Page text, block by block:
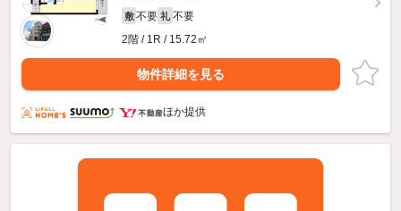
敷 不要 礼 不要
2階 / 1R / 15.72㎡
物件詳細を見る
ほか提供